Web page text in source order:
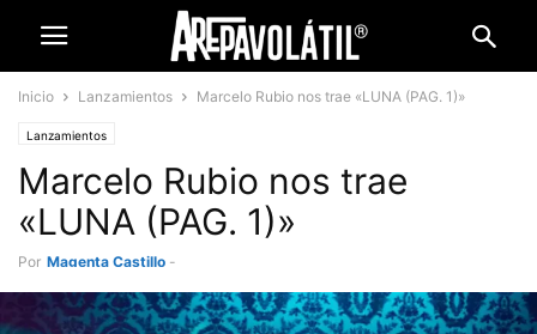
Inicio Lanzamientos Marcelo Rubio nos trae «LUNA (PAG. 1)»
Lanzamientos
Marcelo Rubio nos trae
«LUNA (PAG. 1)»
Por Magenta Castillo -